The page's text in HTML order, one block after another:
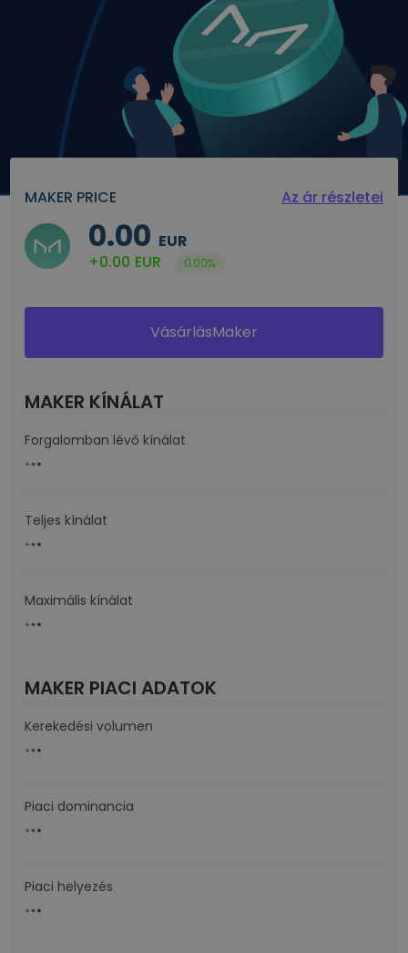
MAKER PRICE Az ár részletei
0.00 EUR
+0.00 EUR 0.00%
VásárlásMaker
MAKER KÍNÁLAT
Forgalomban lévő kínálat
Teljes kínálat
Maximális kínálat
MAKER PIACI ADATOK
Kerekedési volumen
Piaci dominancia
Piaci helyezés